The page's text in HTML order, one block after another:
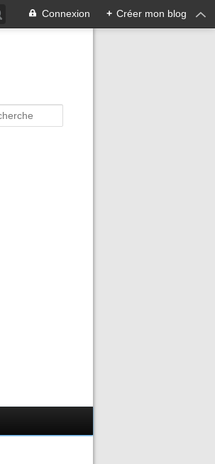
Connexion + Créer mon blog